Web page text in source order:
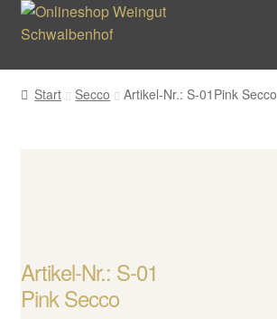
Zur
Navigation
Zum
Inhalt
Shop
Warenkorb
Kasse
Start Secco Artikel-Nr.: S-01Pink Secco
Artikel-Nr.: S-01
Pink Secco